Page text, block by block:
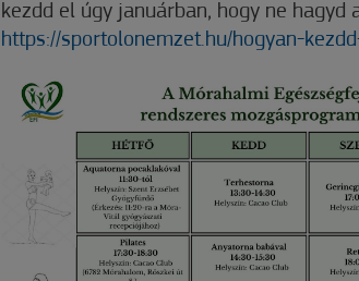
kezdd el úgy januárban, hogy ne hagyd
https://sportolonemzet.hu/hogyan-